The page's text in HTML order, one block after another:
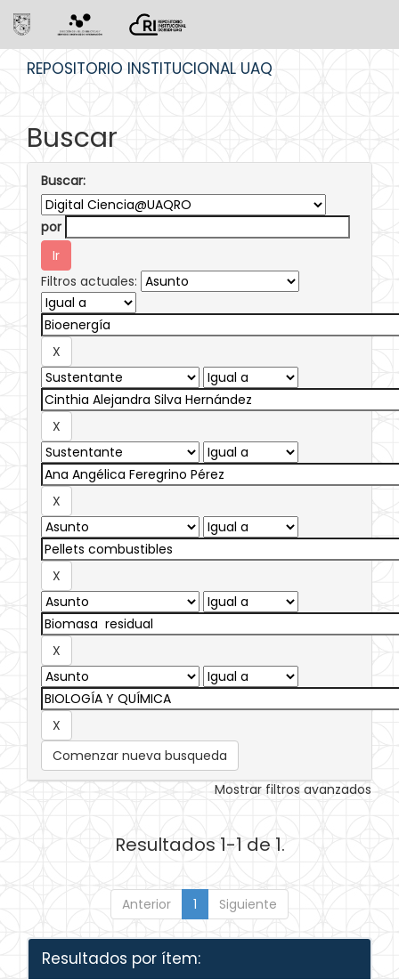
REPOSITORIO INSTITUCIONAL UAQ
Buscar
Buscar:
por
Filtros actuales:
Comenzar nueva busqueda
Mostrar filtros avanzados
Resultados 1-1 de 1.
Anterior 1 Siguiente
Resultados por ítem: